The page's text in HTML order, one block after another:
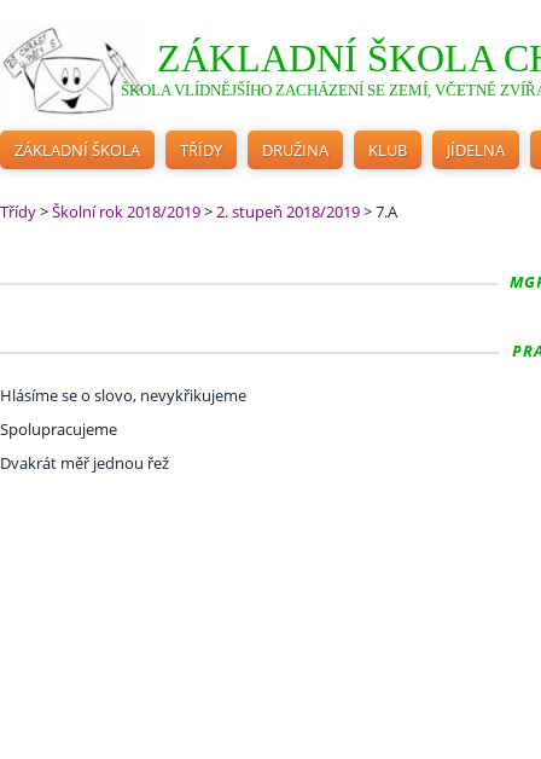
ZÁKLADNÍ ŠKOLA
ŠKOLA VLÍDNĚJŠÍHO ZACHÁZENÍ SE ZEMÍ, VČETNĚ
ZÁKLADNÍ ŠKOLA TŘÍDY DRUŽINA KLUB JÍDELNA
Třídy>Školní rok 2018/2019>2. stupeň 2018/2019>7.A
Hlásíme se o slovo, nevykřikujeme
Spolupracujeme
Dvakrát měř jednou řež